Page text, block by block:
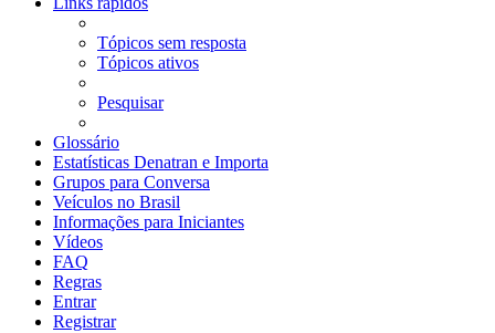
Tópicos sem resposta
Tópicos ativos
Pesquisar
Glossário
Estatísticas Denatran e Importa
Grupos para Conversa
Veículos no Brasil
Informações para Iniciantes
Vídeos
FAQ
Regras
Entrar
Registrar